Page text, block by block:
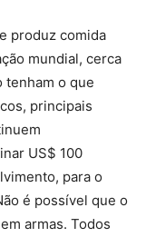
produz comida
mundial, cerca
tenham o que
principais
US$ 100
para o
é possível que o
armas. Todos